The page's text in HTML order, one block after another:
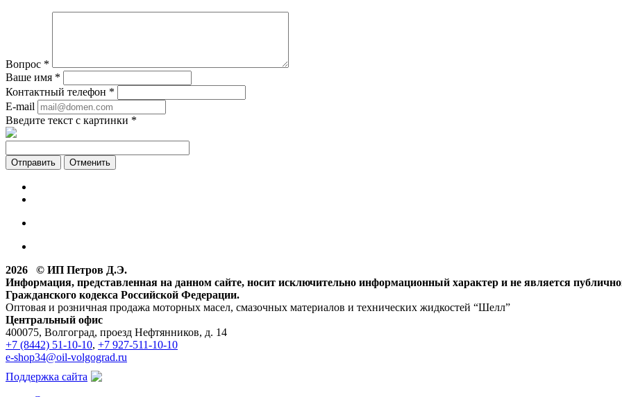
Вопрос *
Ваше имя *
Контактный телефон *
E-mail
Введите текст с картинки *
Отменить
2026 © ИП Петров Д.Э.
Информация, представленная на данном сайте, носит исключительно информационный характер и не является
Гражданского кодекса Российской Федерации.
Оптовая и розничная продажа моторных масел, смазочных материалов и технических жидкостей “Шелл”
Центральный офис
400075, Волгоград, проезд Нефтянников, д. 14
+7 (8442) 51-10-10, +7 927-511-10-10
e-shop34@oil-volgograd.ru
Поддержка сайта